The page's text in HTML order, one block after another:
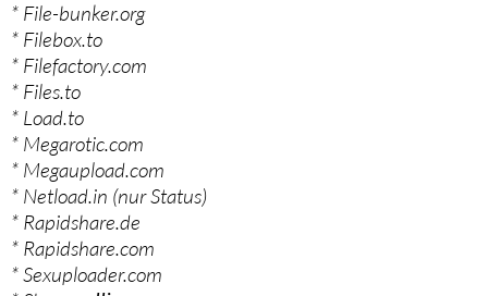
* File-bunker.org
* Filebox.to
* Filefactory.com
* Files.to
* Load.to
* Megarotic.com
* Megaupload.com
* Netload.in (nur Status)
* Rapidshare.de
* Rapidshare.com
* Sexuploader.com